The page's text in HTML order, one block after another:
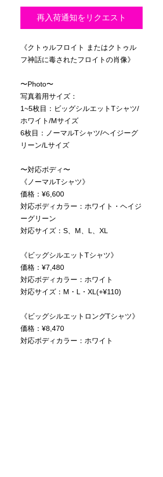
再入荷通知をリクエスト
《クトゥルフロイト またはクトゥル
フ神話に毒されたフロイトの肖像》
〜Photo〜
写真着用サイズ：
1~5枚目：ビッグシルエットTシャツ/
ホワイト/Mサイズ
6枚目：ノーマルTシャツ/ヘイジーグ
リーン/Lサイズ
〜対応ボディ〜
《ノーマルTシャツ》
価格：¥6,600
対応ボディカラー：ホワイト・ヘイジ
ーグリーン
対応サイズ：S、M、L、XL
《ビッグシルエットTシャツ》
価格：¥7,480
対応ボディカラー：ホワイト
対応サイズ：M・L・XL(+¥110)
《ビッグシルエットロングTシャツ》
価格：¥8,470
対応ボディカラー：ホワイト